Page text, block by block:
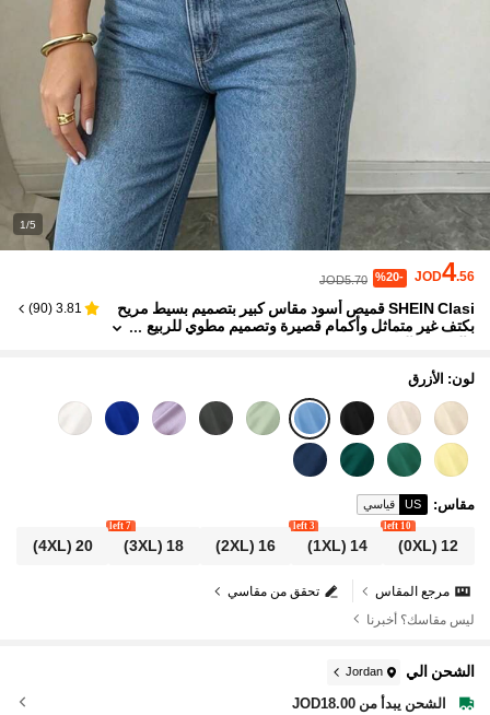
1/5
JOD4.56
%20-
JOD5.70
SHEIN Clasi قميص أسود مقاس كبير بتصميم بسيط مريح
بكتف غير متماثل وأكمام قصيرة وتصميم مطوي للربيع
3.81
(
90
)
لون: الأزرق
مقاس:
US قياسي
12
(0XL)
10 left
14
(1XL)
3 left
16
(2XL)
18
(3XL)
7 left
20
(4XL)
تحقق من مقاسي
مرجع المقاس
ليس مقاسك؟ أخبرنا
الشحن الي Jordan
الشحن يبدأ من JOD18.00